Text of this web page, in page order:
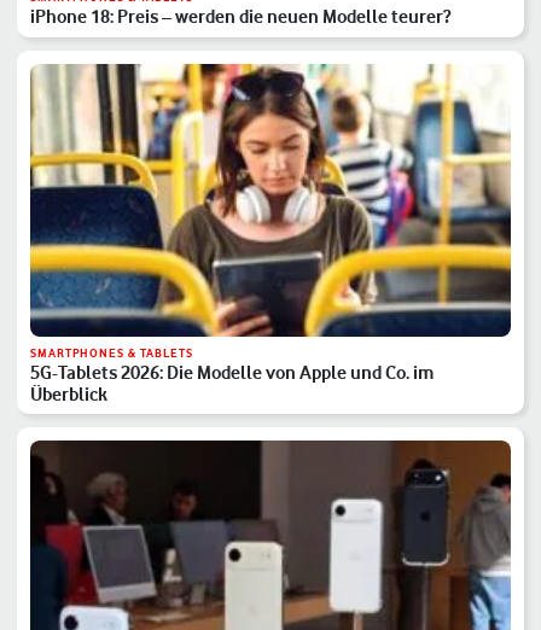
iPhone 18: Preis – werden die neuen Modelle teurer?
SMARTPHONES & TABLETS
5G-Tablets 2026: Die Modelle von Apple und Co. im
Überblick